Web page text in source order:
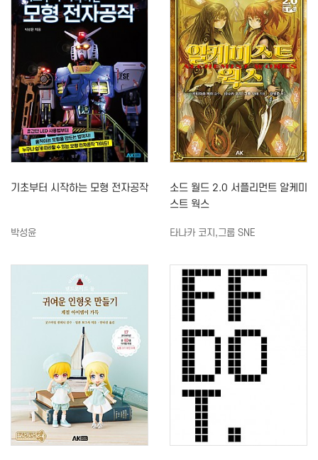
기초부터 시작하는 모형 전자공작
박성윤
소드 월드 2.0 서플리먼트 알케미
스트 웍스
타나카 코지,그룹 SNE